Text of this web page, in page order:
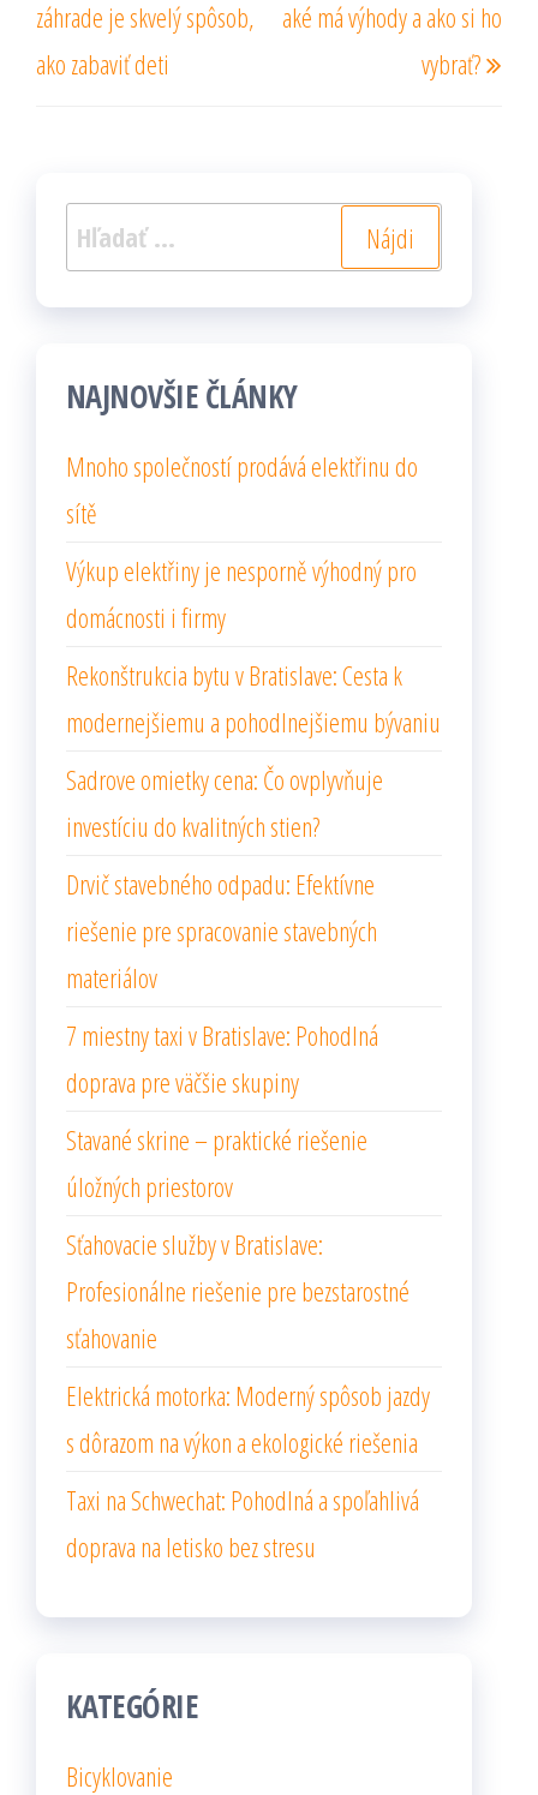
článku
záhrade je skvelý spôsob,
ako zabaviť deti
aké má výhody a ako si ho
vybrať?
Hľadať:
NAJNOVŠIE ČLÁNKY
Mnoho společností prodává elektřinu do
sítě
Výkup elektřiny je nesporně výhodný pro
domácnosti i firmy
Rekonštrukcia bytu v Bratislave: Cesta k
modernejšiemu a pohodlnejšiemu bývaniu
Sadrove omietky cena: Čo ovplyvňuje
investíciu do kvalitných stien?
Drvič stavebného odpadu: Efektívne
riešenie pre spracovanie stavebných
materiálov
7 miestny taxi v Bratislave: Pohodlná
doprava pre väčšie skupiny
Stavané skrine – praktické riešenie
úložných priestorov
Sťahovacie služby v Bratislave:
Profesionálne riešenie pre bezstarostné
sťahovanie
Elektrická motorka: Moderný spôsob jazdy
s dôrazom na výkon a ekologické riešenia
Taxi na Schwechat: Pohodlná a spoľahlivá
doprava na letisko bez stresu
KATEGÓRIE
Bicyklovanie